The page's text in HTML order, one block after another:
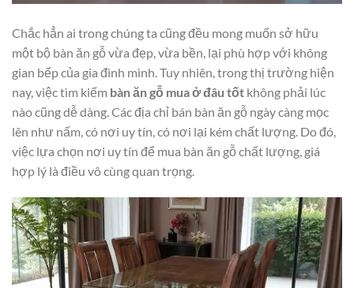
Chắc hẳn ai trong chúng ta cũng đều mong muốn sở hữu
một bộ bàn ăn gỗ vừa đẹp, vừa bền, lại phù hợp với không
gian bếp của gia đình mình. Tuy nhiên, trong thị trường hiện
nay, việc tìm kiếm bàn ăn gỗ mua ở đâu tốt không phải lúc
nào cũng dễ dàng. Các địa chỉ bán bàn ăn gỗ ngày càng mọc
lên như nấm, có nơi uy tín, có nơi lại kém chất lượng. Do đó,
việc lựa chọn nơi uy tín để mua bàn ăn gỗ chất lượng, giá
hợp lý là điều vô cùng quan trọng.